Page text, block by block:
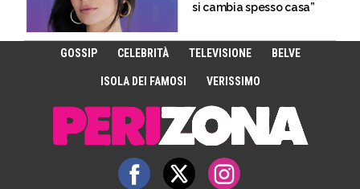
si cambia spesso casa”
GOSSIP CELEBRITÀ TELEVISIONE BELVE
ISOLA DEI FAMOSI VERISSIMO